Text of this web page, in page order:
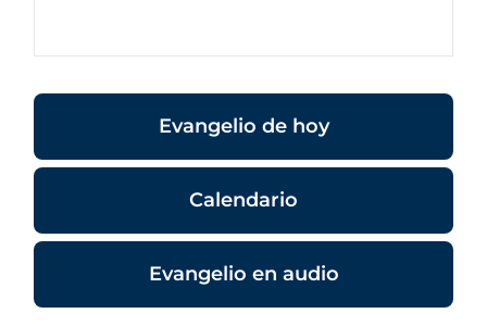
Evangelio de hoy
Calendario
Evangelio en audio